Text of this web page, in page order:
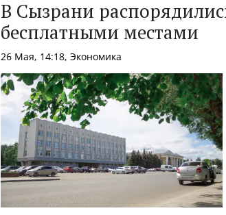
В Сызрани
бесплатными местами
26 Мая, 14:18, Экономика